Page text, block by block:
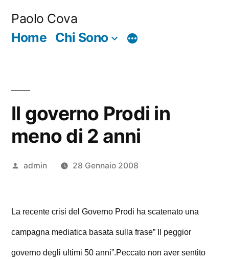
Paolo Cova
Home Chi Sono
Di
Il governo Prodi in
meno di 2 anni
Pubblicato
admin 28 Gennaio 2008
La recente crisi del Governo Prodi ha scatenato una
campagna mediatica basata sulla frase” Il peggior
governo degli ultimi 50 anni”.Peccato non aver sentito